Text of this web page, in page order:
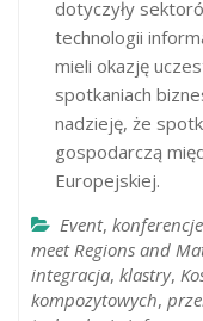
dotyczyły
technologii
mieli okazję
spotkaniach
nadzieję, że
gospodarczą
Europejskiej.
Event, konferencje
meet Regions and
integracja, klastry,
kompozytowych,